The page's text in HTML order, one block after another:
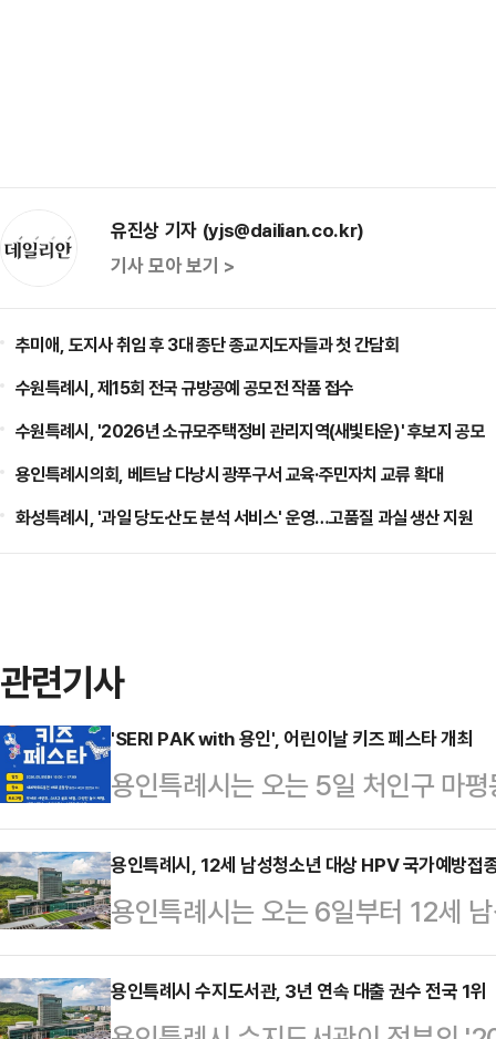
유진상 기자 (yjs@dailian.co.kr)
기사 모아 보기 >
추미애, 도지사 취임 후 3대 종단 종교지도자들과 첫 간담회
수원특례시, 제15회 전국 규방공예 공모전 작품 접수
수원특례시, '2026년 소규모주택정비 관리지역(새빛타운)' 후보지 공모
용인특례시의회, 베트남 다낭시 광푸구서 교육·주민자치 교류 확대
화성특례시, '과일 당도·산도 분석 서비스' 운영…고품질 과실 생산 지원
관련기사
'SERI PAK with 용인', 어린이날 키즈 페스타 개최
용인특례시는 오는 5일 처인구 마
에서 '어린이날 키즈 페스타'를 개
PAK with 용인' 주관으로 용인 시
게 즐거운 추억을 선사하고 가족 단
하기 위해 기획됐다.행사의 주요 프
회가 1·2차로 나뉘어 진행되며, 어
용인특례시, 12세 남성청소년 대상 HPV 국가예방접
용인특례시는 오는 6일부터 12세
바이러스) 국가예방접종을 확대 시
부암을 비롯해 다양한 질환을 예방
용인특례시 수지도서관, 3년 연속 대출 권수 전국 1위